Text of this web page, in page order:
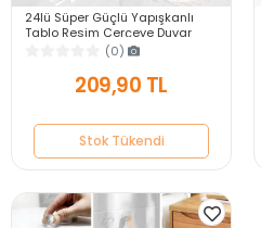
24lü Süper Güçlü Yapışkanlı
Tablo Resim Çerçeve Duvar
Askısı Pin Delgisiz Vidalı Tırnak
(0)
209,90 TL
Stok Tükendi